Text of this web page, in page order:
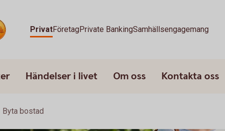
PrivatFöretagPrivate BankingSamhällsengagemang
Händelser i livet Om oss Kontakta oss
Byta bostad